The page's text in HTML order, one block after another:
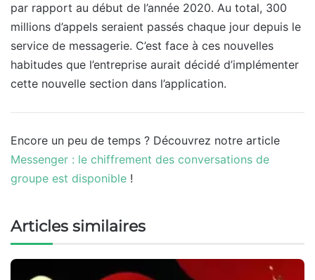
par rapport au début de l’année 2020. Au total, 300
millions d’appels seraient passés chaque jour depuis le
service de messagerie. C’est face à ces nouvelles
habitudes que l’entreprise aurait décidé d’implémenter
cette nouvelle section dans l’application.
Encore un peu de temps ? Découvrez notre article
Messenger : le chiffrement des conversations de
groupe est disponible !
Articles similaires